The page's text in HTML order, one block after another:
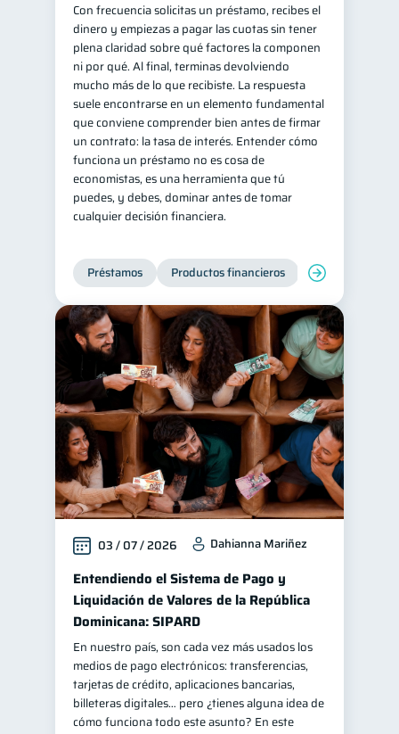
Gasto responsable 1
información financiera 1
Con frecuencia solicitas un préstamo, recibes el
dinero y empiezas a pagar las cuotas sin tener
plena claridad sobre qué factores la componen
ni por qué. Al final, terminas devolviendo
mucho más de lo que recibiste. La respuesta
suele encontrarse en un elemento fundamental
que conviene comprender bien antes de firmar
un contrato: la tasa de interés. Entender cómo
funciona un préstamo no es cosa de
economistas, es una herramienta que tú
puedes, y debes, dominar antes de tomar
cualquier decisión financiera.
Préstamos Productos financieros Manejo de
03 / 07 / 2026 Dahianna Mariñez
Entendiendo el Sistema de Pago y
Liquidación de Valores de la República
Dominicana: SIPARD
En nuestro país, son cada vez más usados los
medios de pago electrónicos: transferencias,
tarjetas de crédito, aplicaciones bancarias,
billeteras digitales… pero ¿tienes alguna idea de
cómo funciona todo este asunto? En este